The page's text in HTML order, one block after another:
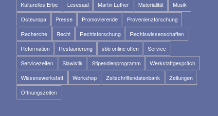
Kulturelles Erbe
Lesesaal Martin Luther Materialität
Musik
Osteuropa
Presse Promovierende
Provenienzforschung
Recherche
Recht Rechtsforschung
Rechtswissenschaften
Reformation
Restaurierung sbb online offen
Service
Servicezeiten
Slawistik Stipendienprogramm
Werkstattgespräch
Wissenswerkstatt
Workshop Zeitschriftendatenbank
Zeitungen
Öffnungszeiten